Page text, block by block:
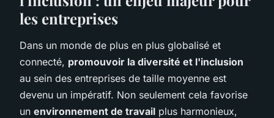
les entreprises
Dans un monde de plus en plus globalisé et
connecté, promouvoir la diversité et l'inclusion
au sein des entreprises de taille moyenne est
devenu un impératif. Non seulement cela favorise
un environnement de travail plus harmonieux,